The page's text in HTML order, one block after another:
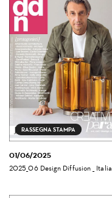
RASSEGNA STAMPA
01/06/2025
2025_06 Design Diffusion _ Italia